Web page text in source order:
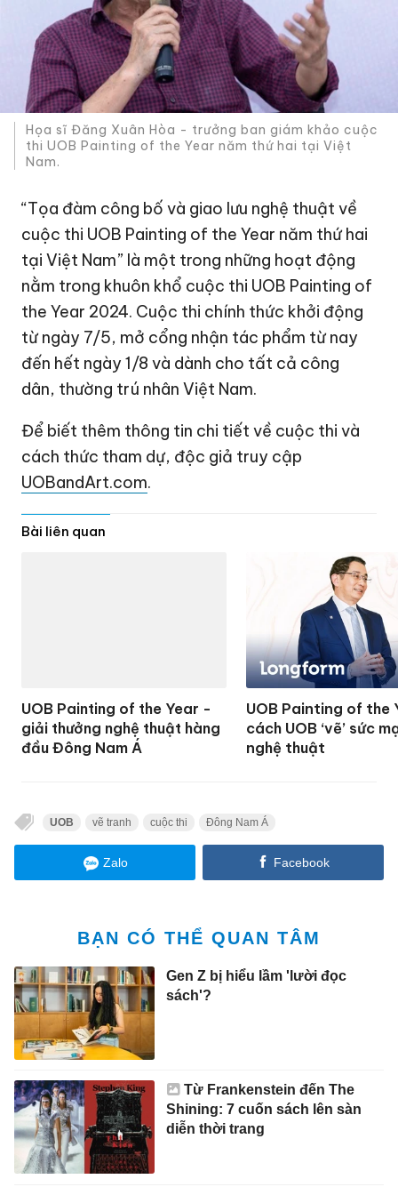
Họa sĩ Đăng Xuân Hòa - trưởng ban giám khảo cuộc
thi UOB Painting of the Year năm thứ hai tại Việt
Nam.
“Tọa đàm công bố và giao lưu nghệ thuật về
cuộc thi UOB Painting of the Year năm thứ hai
tại Việt Nam” là một trong những hoạt động
nằm trong khuôn khổ cuộc thi UOB Painting of
the Year 2024. Cuộc thi chính thức khởi động
từ ngày 7/5, mở cổng nhận tác phẩm từ nay
đến hết ngày 1/8 và dành cho tất cả công
dân, thường trú nhân Việt Nam.
Để biết thêm thông tin chi tiết về cuộc thi và
cách thức tham dự, độc giả truy cập
UOBandArt.com.
Bài liên quan
UOB Painting of the Year -
giải thưởng nghệ thuật hàng
đầu Đông Nam Á
UOB Painting of the
cách UOB ‘vẽ’ sức
nghệ thuật
UOB vẽ tranh cuộc thi Đông Nam Á
Zalo Facebook
BẠN CÓ THỂ QUAN TÂM
Gen Z bị hiểu lầm 'lười đọc
sách'?
Từ Frankenstein đến The
Shining: 7 cuốn sách lên sàn
diễn thời trang